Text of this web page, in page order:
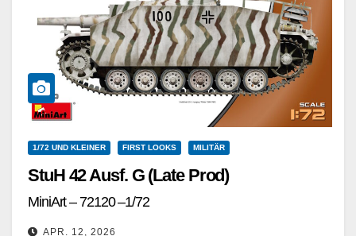
1/72 UND KLEINER FIRST LOOKS MILITÄR
StuH 42 Ausf. G (Late Prod)
MiniArt – 72120 –1/72
APR. 12, 2026